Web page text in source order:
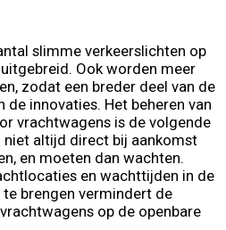
slimme verkeerslichten op
Ook worden meer
zodat een breder deel van de
innovaties. Het beheren van
vrachtwagens is de volgende
niet altijd direct bij aankomst
en moeten dan wachten.
en wachttijden in de
brengen vermindert de
op de openbare